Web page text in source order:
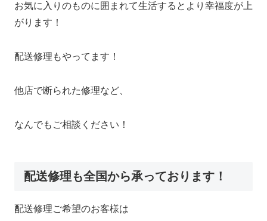
お気に入りのものに囲まれて生活するとより幸福度が上
がります！
配送修理もやってます！
他店で断られた修理など、
なんでもご相談ください！
配送修理も全国から承っております！
配送修理ご希望のお客様は